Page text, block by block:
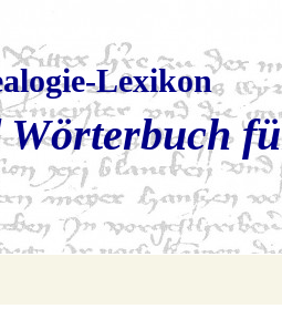
Lexikon
Wörterbuch